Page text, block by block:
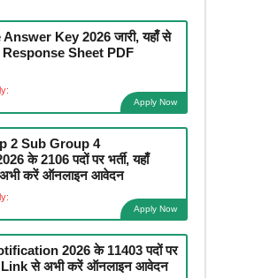
Key 2026 जारी, यहाँ से
Sheet PDF
Apply Now
2 Sub Group 4
के 2106 पदों पर भर्ती, यहाँ
करें ऑनलाइन आवेदन
Apply Now
2026 के 11403 पदों पर
Link से अभी करें ऑनलाइन आवेदन